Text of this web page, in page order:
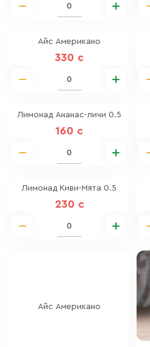
Айс Американо
330 c
Лимонад Ананас-личи 0.5
160 c
Лимонад Киви-Мята 0.5
230 c
Айс Американо